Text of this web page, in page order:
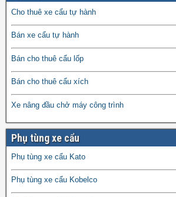
Cho thuê xe cẩu tự hành
Bán xe cẩu tự hành
Bán cho thuê cẩu lốp
Bán cho thuê cẩu xích
Xe nâng đầu chở máy công trình
Phụ tùng xe cẩu
Phụ tùng xe cẩu Kato
Phụ tùng xe cẩu Kobelco